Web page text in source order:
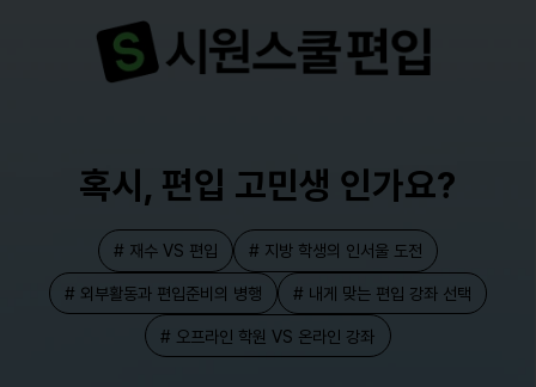
혹시, 편입 고민생 인가요?
# 재수 VS 편입 # 지방 학생의 인서울 도전
# 외부활동과 편입준비의 병행 # 내게 맞는 편입 강좌 선택
# 오프라인 학원 VS 온라인 강좌